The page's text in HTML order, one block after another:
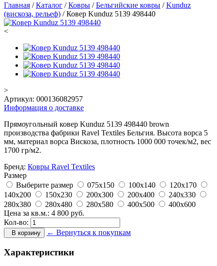
Главная / Каталог / Ковры / Бельгийские ковры / Kunduz
(вискоза, рельеф) / Ковер Kunduz 5139 498440
<
>
Артикул: 000136082957
Информация о доставке
Прямоугольный ковер Kunduz 5139 498440 brown
производства фабрики Ravel Textiles Бельгия. Высота ворса 5
мм, материал ворса Вискоза, плотность 1000 000 точек/м2, вес
1700 гр/м2.
Бренд: Ковры Ravel Textiles
Размер
Выберите размер
075x150 100x140
120x170
140x200
150x230 200x300 200x400
240x330
280x380
280x480 280x580 400x500
400x600
Цена за кв.м.: 4 800 руб.
Кол-во:
В корзину ← Вернуться к покупкам
Характеристики